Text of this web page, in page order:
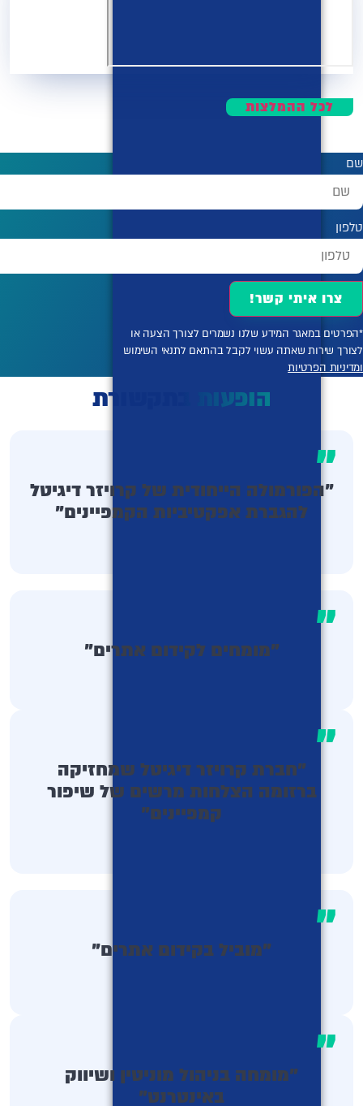
לכל ההמלצות
שם
טלפון
צרו איתי קשר!
*הפרטים במאגר המידע שלנו נשמרים לצורך הצעה או
לצורך שירות שאתה עשוי לקבל בהתאם לתנאי השימוש
ומדיניות הפרטיות
הופעות בתקשורת
"
"הפורמולה הייחודית של קרויזר דיגיטל
להגברת אפקטיביות הקמפיינים"
" "מומחים לקידום אתרים"
" "חברת קרויזר דיגיטל שמחזיקה
ברזומה הצלחות מרשים של שיפור
קמפיינים"
" "מוביל בקידום אתרים"
"
"מומחה בניהול מוניטין ושיווק
באינטרנט"